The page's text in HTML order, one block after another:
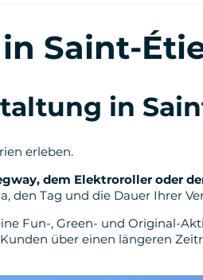
Elektrisches Fahrrad
Saint-
in
erleben.
dem Elektroroller oder
den Tag und die Dauer Ihrer
Fun-, Green- und Original-
über einen längeren